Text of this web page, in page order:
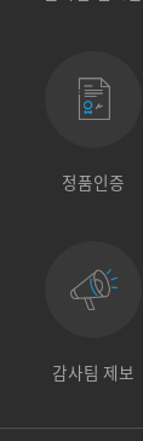
정품인증
감사팀 제보